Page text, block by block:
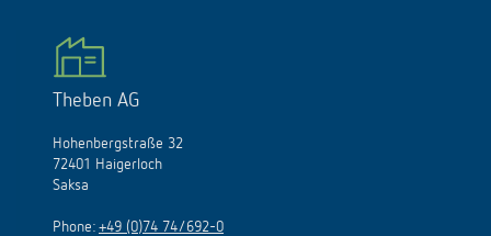
Theben AG
Hohenbergstraße 32
72401 Haigerloch
Saksa
Phone: +49 (0)74 74/692-0